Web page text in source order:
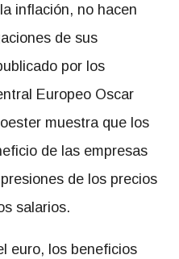
inflación, no hacen
de sus
por los
Europeo Oscar
muestra que los
de las empresas
de los precios
salarios.
euro, los beneficios